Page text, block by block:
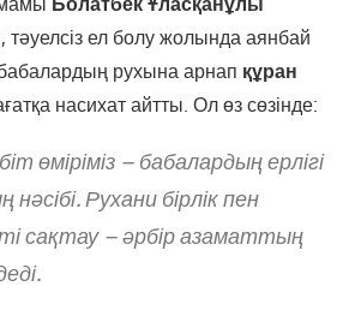
ел болу жолында аянбай
рухына арнап құран
насихат айтты. Ол өз сөзінде:
өміріміз – бабалардың ерлігі
Рухани бірлік пен
сақтау – әрбір азаматтың